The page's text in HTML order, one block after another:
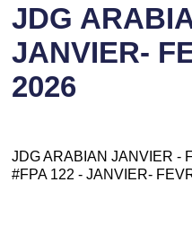
JDG
JANVIER-
2026
JDG ARABIAN JANVIER -
#FPA 122 - JANVIER-